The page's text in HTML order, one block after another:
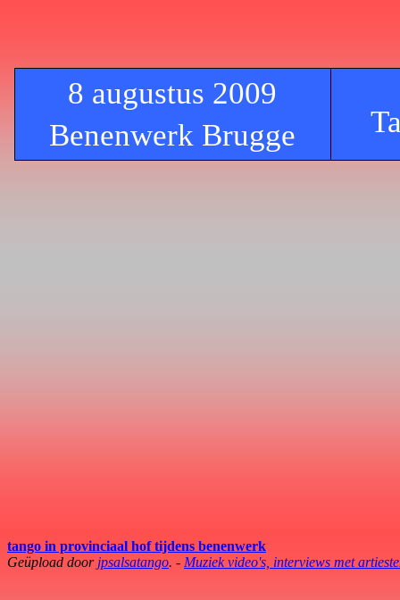
8 augustus 2009
Benenwerk Brugge
tango in provinciaal hof tijdens benenwerk
Geüpload door jpsalsatango. - Muziek video's, interviews met